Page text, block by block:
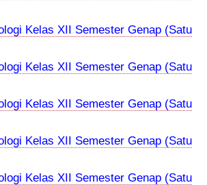
Kelas XII Semester Genap (Satu
Kelas XII Semester Genap (Satu
Kelas XII Semester Genap (Satu
Kelas XII Semester Genap (Satu
Kelas XII Semester Genap (Satu